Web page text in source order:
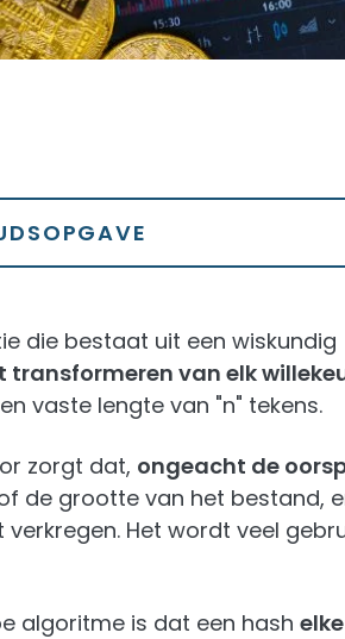
die bestaat uit een wiskundig
van elk
vaste lengte van "n" tekens.
zorgt dat, ongeacht de
de grootte van het bestand,
Het wordt veel
algoritme is dat een hash